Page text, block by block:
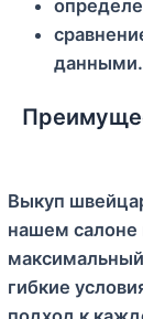
данными.
Выкуп
нашем салоне
гибкие